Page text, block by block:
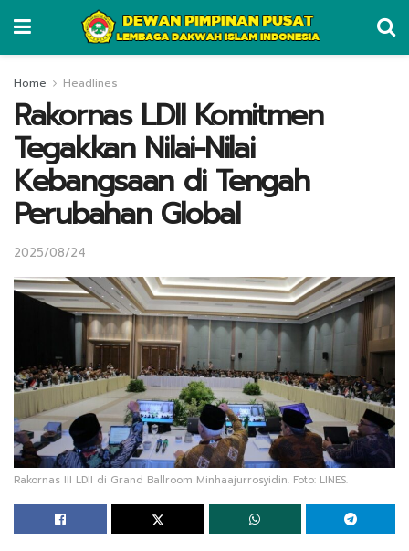
Home Headlines
Rakornas LDII Komitmen
Tegakkan Nilai-Nilai
Kebangsaan di Tengah
Perubahan Global
2025/08/24
Rakornas III LDII di Grand Ballroom Minhaajurrosyidin. Foto: LINES.